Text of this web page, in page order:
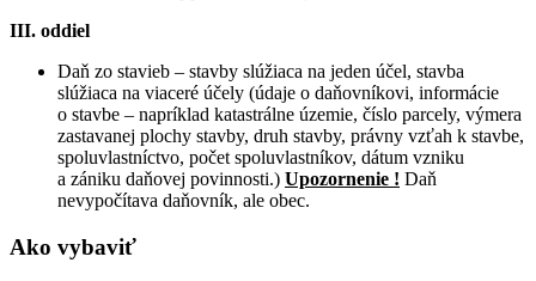
III. oddiel
Daň zo stavieb – stavby slúžiaca na jeden účel, stavba
slúžiaca na viaceré účely (údaje o daňovníkovi, informácie
o stavbe – napríklad katastrálne územie, číslo parcely, výmera
zastavanej plochy stavby, druh stavby, právny vzťah k stavbe,
spoluvlastníctvo, počet spoluvlastníkov, dátum vzniku
a zániku daňovej povinnosti.) Upozornenie ! Daň
nevypočítava daňovník, ale obec.
Ako vybaviť